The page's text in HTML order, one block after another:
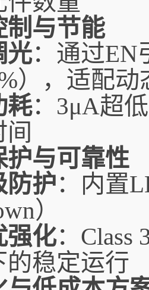
制与节能
光：通过
），适配
耗：3μA超
护与可靠性
防护：内置
）
强化：Class
的稳定运行